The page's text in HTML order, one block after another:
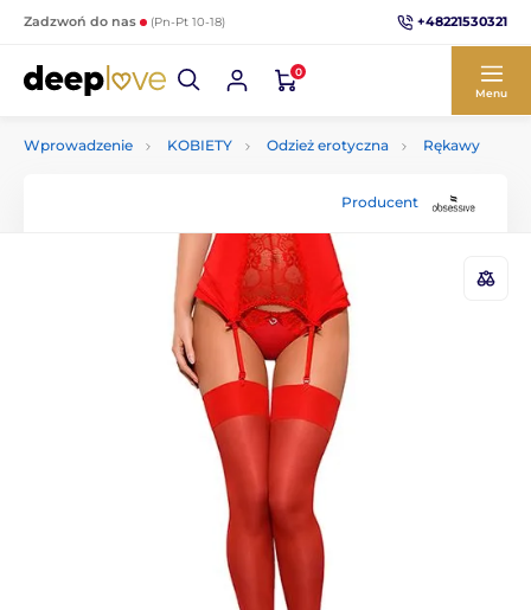
Zadzwoń do nas (Pn-Pt 10-18) +48221530321
0
Menu
Wprowadzenie KOBIETY Odzież erotyczna Rękawy
Producent